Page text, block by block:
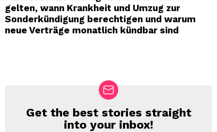
gelten, wann Krankheit und Umzug zur
Sonderkündigung berechtigen und warum
neue Verträge monatlich kündbar sind
NEWSLETTER
Get the best stories straight
into your inbox!